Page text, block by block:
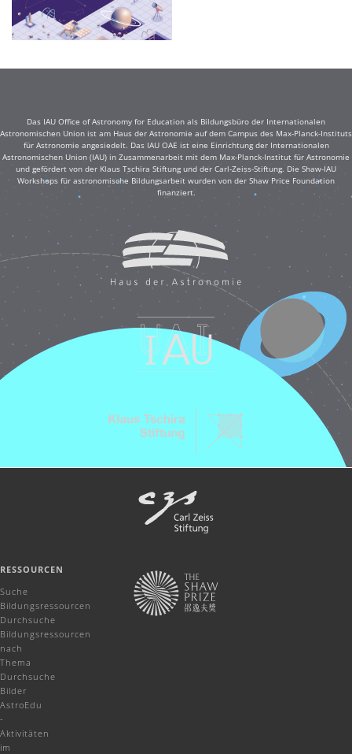
Das IAU Office of Astronomy for Education als Bildungsbüro der Internationalen
Astronomischen Union ist am Haus der Astronomie auf dem Campus des Max-Planck-Instituts
für Astronomie angesiedelt. Das IAU OAE ist eine Einrichtung der Internationalen
Astronomischen Union (IAU) in Zusammenarbeit mit dem Max-Planck-Institut für Astronomie
und gefördert von der Klaus Tschira Stiftung und der Carl-Zeiss-Stiftung. Die Shaw-IAU
Workshops für astronomische Bildungsarbeit wurden von der Shaw Price Foundation
finanziert.
RESSOURCEN
Suche
Bildungsressourcen
Durchsuche
Bildungsressourcen
nach
Thema
Durchsuche
Bilder
AstroEdu
-
Aktivitäten
im